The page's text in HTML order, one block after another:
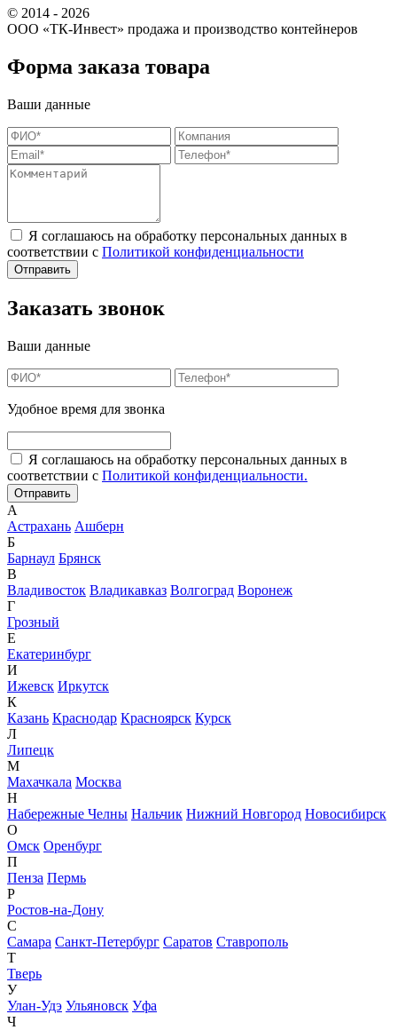
© 2014 - 2026
ООО «ТК-Инвест» продажа и производство контейнеров
Форма заказа товара
Ваши данные
Я соглашаюсь на обработку персональных данных в
соответствии с Политикой конфиденциальности
Заказать звонок
Ваши данные
Удобное время для звонка
Я соглашаюсь на обработку персональных данных в
соответствии с Политикой конфиденциальности.
А
Астрахань Ашберн
Б
Барнаул Брянск
В
Владивосток Владикавказ Волгоград Воронеж
Г
Грозный
Е
Екатеринбург
И
Ижевск Иркутск
К
Казань Краснодар Красноярск Курск
Л
Липецк
М
Махачкала Москва
Н
Набережные Челны Нальчик Нижний Новгород Новосибирск
О
Омск Оренбург
П
Пенза Пермь
Р
Ростов-на-Дону
С
Самара Санкт-Петербург Саратов Ставрополь
Т
Тверь
У
Улан-Удэ Ульяновск Уфа
Ч